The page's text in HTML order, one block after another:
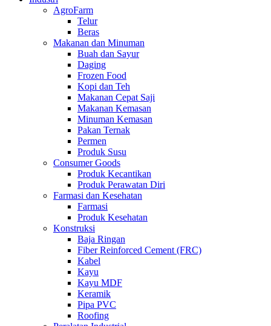
AgroFarm
Telur
Beras
Makanan dan Minuman
Buah dan Sayur
Daging
Frozen Food
Kopi dan Teh
Makanan Cepat Saji
Makanan Kemasan
Minuman Kemasan
Pakan Ternak
Permen
Produk Susu
Consumer Goods
Produk Kecantikan
Produk Perawatan Diri
Farmasi dan Kesehatan
Farmasi
Produk Kesehatan
Konstruksi
Baja Ringan
Fiber Reinforced Cement (FRC)
Kabel
Kayu
Kayu MDF
Keramik
Pipa PVC
Roofing